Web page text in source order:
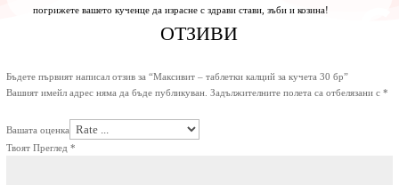
погрижете вашето кученце да израсне с здрави стави, зъби и козина!
ОТЗИВИ
Бъдете първият написал отзив за “Максивит – таблетки калций за кучета 30 бр”
Вашият имейл адрес няма да бъде публикуван. Задължителните полета са отбелязани с *
Вашата оценка
Твоят Преглед *